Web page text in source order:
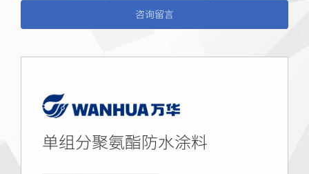
咨询留言
单组分聚氨酯防水涂料